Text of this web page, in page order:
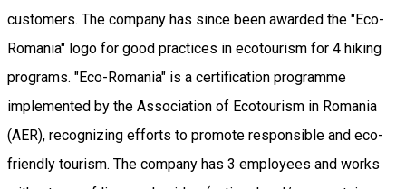
customers. The company has since been awarded the "Eco-
Romania" logo for good practices in ecotourism for 4 hiking
programs. "Eco-Romania" is a certification programme
implemented by the Association of Ecotourism in Romania
(AER), recognizing efforts to promote responsible and eco-
friendly tourism. The company has 3 employees and works